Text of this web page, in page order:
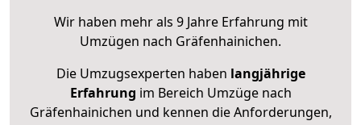
Wir haben mehr als 9 Jahre Erfahrung mit
Umzügen nach Gräfenhainichen.
Die Umzugsexperten haben langjährige
Erfahrung im Bereich Umzüge nach
Gräfenhainichen und kennen die Anforderungen,